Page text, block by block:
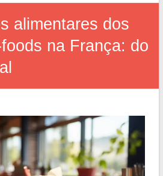
alimentares dos
na França: do